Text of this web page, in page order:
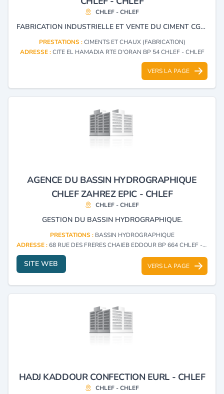
CHLEF - CHLEF
FABRICATION INDUSTRIELLE ET VENTE DU CIMENT CGP 42.5.
PRESTATIONS :CIMENTS ET CHAUX (FABRICATION)
ADRESSE :CITE EL HAMADIA RTE D'ORAN BP 54 CHLEF - CHLEF
VERS LA PAGE
AGENCE DU BASSIN HYDROGRAPHIQUE
CHLEF ZAHREZ EPIC - CHLEF
CHLEF - CHLEF
GESTION DU BASSIN HYDROGRAPHIQUE.
PRESTATIONS : BASSIN HYDROGRAPHIQUE
ADRESSE :68 RUE DES FRERES CHAIEB EDDOUR BP 664 CHLEF - CHLEF
SITE WEB VERS LA PAGE
HADJ KADDOUR CONFECTION EURL - CHLEF
CHLEF - CHLEF